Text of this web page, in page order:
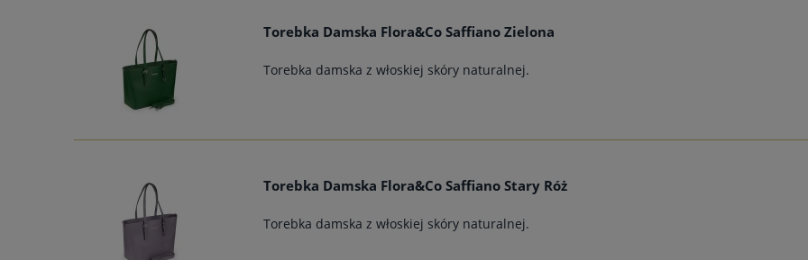
Torebka Damska Flora&Co Saffiano Zielona
Torebka damska z włoskiej skóry naturalnej.
Torebka Damska Flora&Co Saffiano Stary Róż
Torebka damska z włoskiej skóry naturalnej.